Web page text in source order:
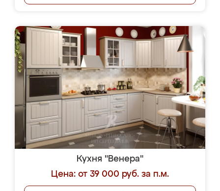
Кухня "Венера"
Цена: от 39 000 руб. за п.м.